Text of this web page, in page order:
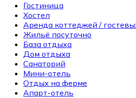
Гостиница
Хостел
Аренда коттеджей /
Жильё посуточно
База отдыха
Дом отдыха
Санаторий
Мини-отель
Отдых на ферме
Апарт-отель